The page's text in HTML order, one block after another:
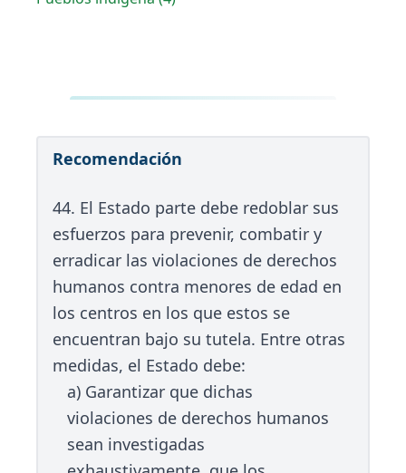
Recomendación
44. El Estado parte debe redoblar sus
esfuerzos para prevenir, combatir y
erradicar las violaciones de derechos
humanos contra menores de edad en
los centros en los que estos se
encuentran bajo su tutela. Entre otras
medidas, el Estado debe:
a) Garantizar que dichas
violaciones de derechos humanos
sean investigadas